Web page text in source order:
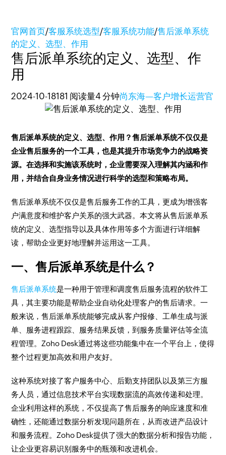
官网首页/客服系统选型/客服系统功能/售后派单系统
的定义、选型、作用
售后派单系统的定义、选型、作
用
2024-10-18181 阅读量4 分钟尚东海—客户增长运营官
售后派单系统的定义、选型、作用？售后派单系统不仅仅是
企业售后服务的一个工具，也是其提升市场竞争力的战略资
源。在选择和实施该系统时，企业需要深入理解其内涵和作
用，并结合自身业务情况进行科学的选型和策略布局。
售后派单系统不仅仅是售后服务工作的工具，更成为增强客
户满意度和维护客户关系的强大武器。本文将从售后派单系
统的定义、选型指导以及具体作用等多个方面进行详细解
读，帮助企业更好地理解并运用这一工具。
一、售后派单系统是什么？
售后派单系统是一种用于管理和调度售后服务流程的软件工
具，其主要功能是帮助企业自动化处理客户的售后请求。一
般来说，售后派单系统能够完成从客户报修、工单生成与派
单、服务进程跟踪、服务结果反馈，到服务质量评估等全流
程管理。Zoho Desk通过将这些功能集中在一个平台上，使得
整个过程更加高效和用户友好。
这种系统对接了客户服务中心、后勤支持团队以及第三方服
务人员，通过信息技术平台实现数据流的高效传递和处理。
企业利用这样的系统，不仅提高了售后服务的响应速度和准
确性，还能通过数据分析发现问题所在，从而改进产品设计
和服务流程。Zoho Desk提供了强大的数据分析和报告功能，
让企业更容易识别服务中的瓶颈和改进机会。